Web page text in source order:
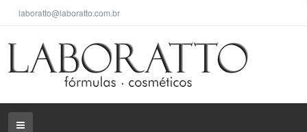
laboratto@laboratto.com.br